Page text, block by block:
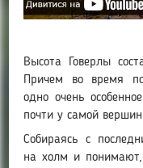
Высота Говерлы
Причем во время
одно очень
почти у самой
Собираясь с
на холм и